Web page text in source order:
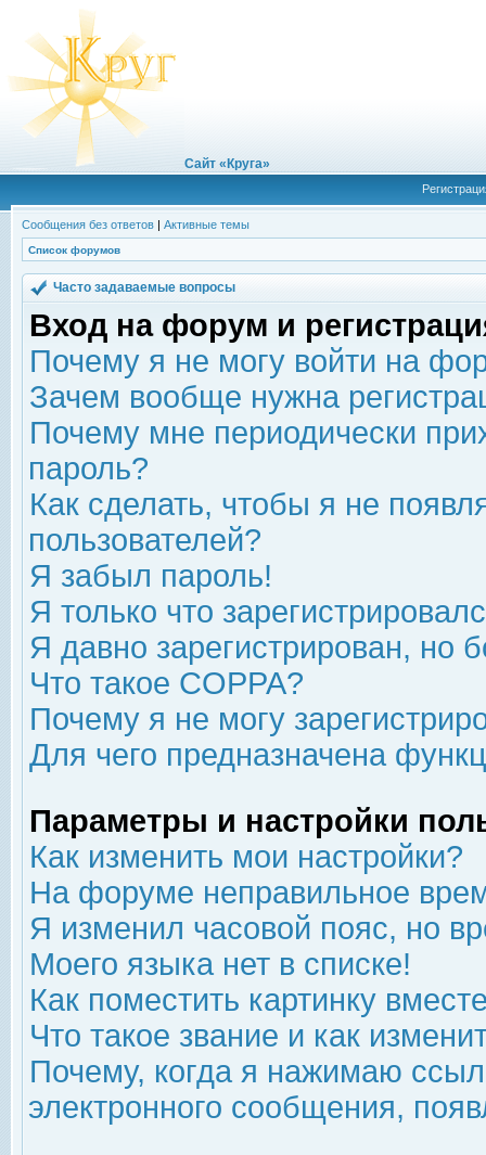
Сайт «Круга»
Сообщения без ответов | Активные темы
Список форумов
Часто задаваемые вопросы
Вход на форум и
Почему я не могу войти на
Зачем вообще нужна
Почему мне периодически
пароль?
Как сделать, чтобы я не
пользователей?
Я забыл пароль!
Я только что
Я давно зарегистрирован, но
Что такое COPPA?
Почему я не могу
Для чего предназначена
Параметры и настройки
Как изменить мои настройки?
На форуме неправильное
Я изменил часовой пояс, но
Моего языка нет в списке!
Как поместить картинку
Что такое звание и как
Почему, когда я нажимаю
электронного сообщения,